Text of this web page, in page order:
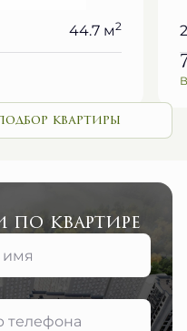
44.7 м2
квартиры
по квартире